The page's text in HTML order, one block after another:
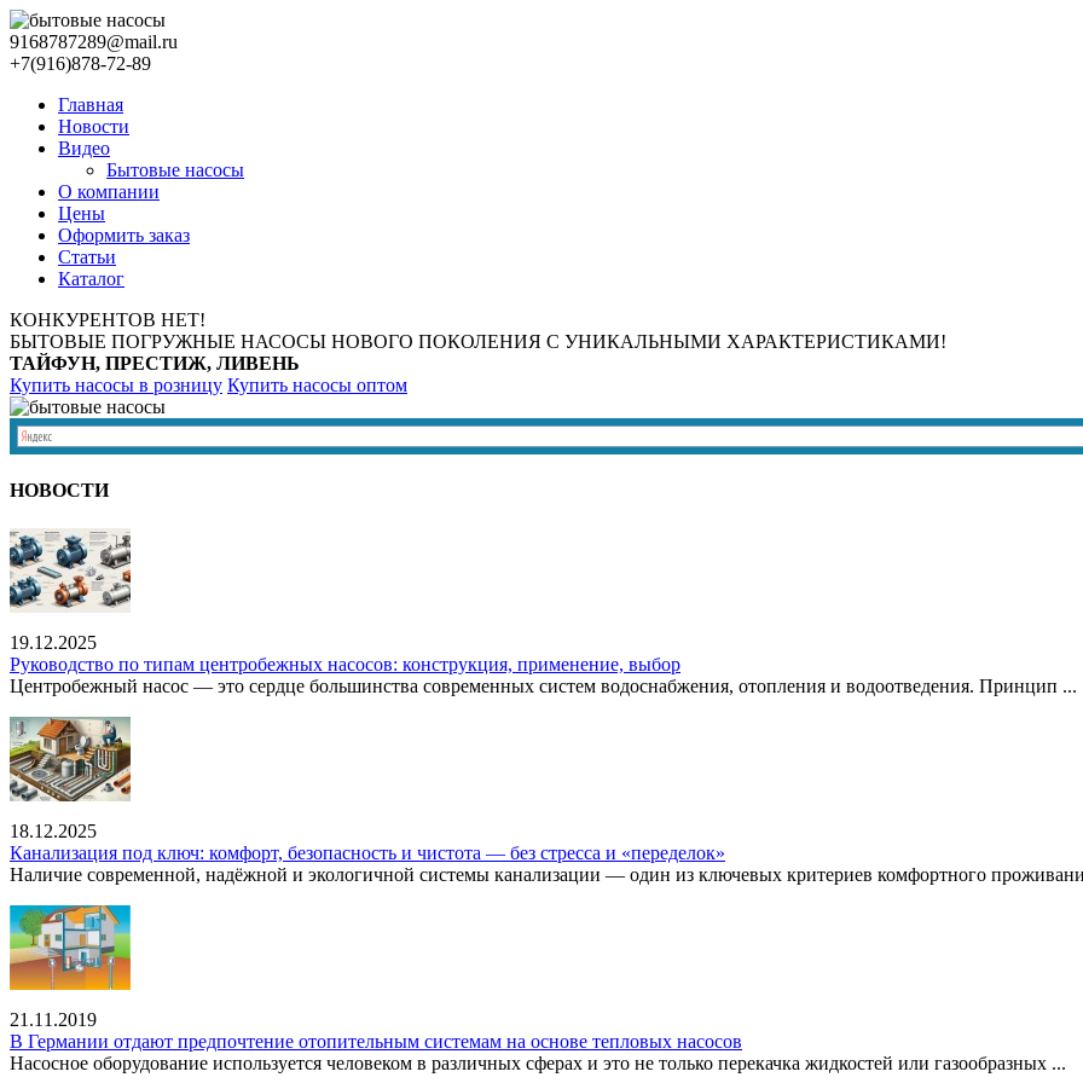
9168787289@mail.ru
+7(916)878-72-89
Главная
Новости
Видео
Бытовые насосы
О компании
Цены
Оформить заказ
Статьи
Каталог
КОНКУРЕНТОВ НЕТ!
БЫТОВЫЕ ПОГРУЖНЫЕ НАСОСЫ НОВОГО ПОКОЛЕНИЯ С УНИКАЛЬНЫМИ ХАРАКТЕРИСТИКАМИ!
ТАЙФУН, ПРЕСТИЖ, ЛИВЕНЬ
Купить насосы в розницу Купить насосы оптом
НОВОСТИ
19.12.2025
Руководство по типам центробежных насосов: конструкция, применение, выбор
Центробежный насос — это сердце большинства современных систем водоснабжения, отопления и водоотведения. Принцип ...
18.12.2025
Канализация под ключ: комфорт, безопасность и чистота — без стресса и «переделок»
Наличие современной, надёжной и экологичной системы канализации — один из ключевых критериев комфортного
21.11.2019
В Германии отдают предпочтение отопительным системам на основе тепловых насосов
Насосное оборудование используется человеком в различных сферах и это не только перекачка жидкостей или газообразных ...